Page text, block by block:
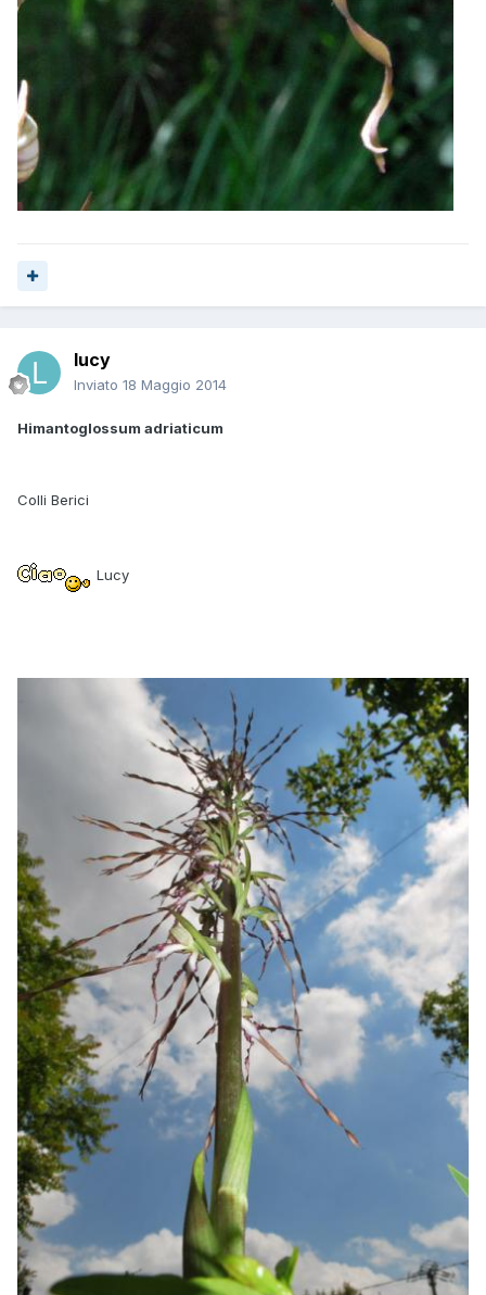
lucy
Inviato 18 Maggio 2014
Himantoglossum adriaticum
Colli Berici
Lucy